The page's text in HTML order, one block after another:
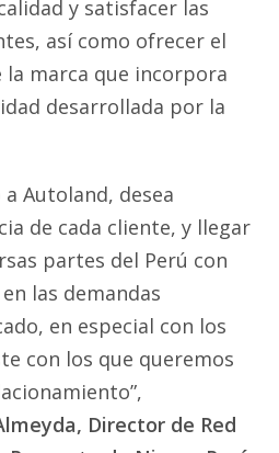
y satisfacer las
así como ofrecer el
marca que incorpora
desarrollada por la
Autoland, desea
de cada cliente, y llegar
partes del Perú con
las demandas
en especial con los
con los que queremos
Director de Red